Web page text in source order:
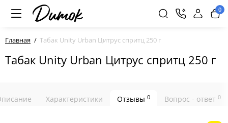
0
Главная Табак Unity Urban Цитрус спритц 250 г
Табак Unity Urban Цитрус спритц 250 г
Характеристики Отзывы 0 Вопрос - ответ 0